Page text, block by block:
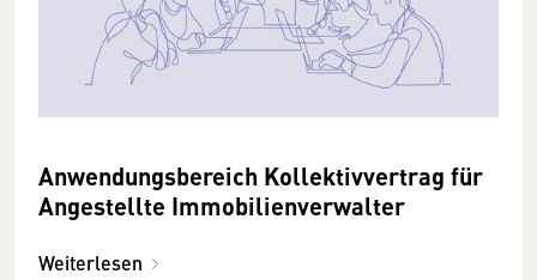
Anwendungsbereich Kollektivvertrag für
Angestellte Immobilienverwalter
Weiterlesen